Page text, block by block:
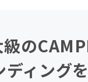
の
ィング